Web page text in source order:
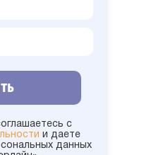
с
и даете
данных